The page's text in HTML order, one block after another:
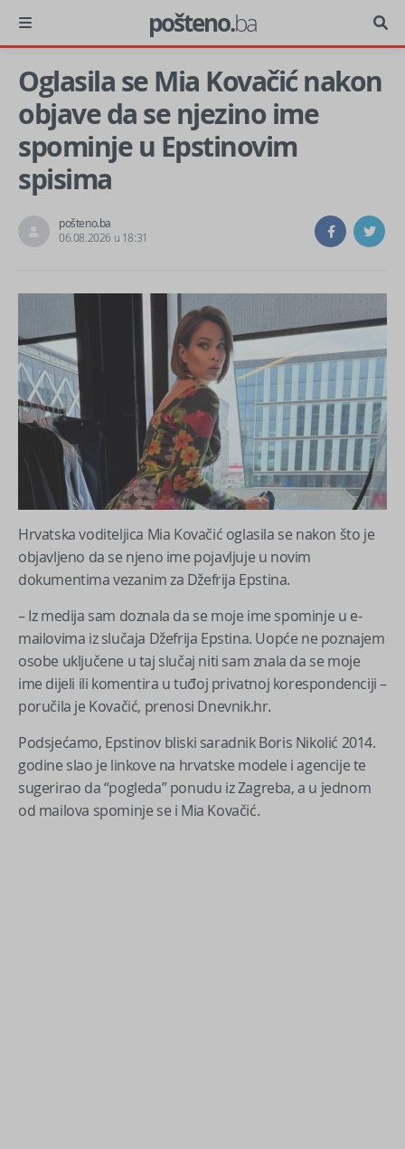
pošteno.ba
Oglasila se Mia Kovačić nakon
objave da se njezino ime
spominje u Epstinovim
spisima
pošteno.ba
06.08.2026 u 18:31
Hrvatska voditeljica Mia Kovačić oglasila se nakon što je
objavljeno da se njeno ime pojavljuje u novim
dokumentima vezanim za Džefrija Epstina.
– Iz medija sam doznala da se moje ime spominje u e-
mailovima iz slučaja Džefrija Epstina. Uopće ne poznajem
osobe uključene u taj slučaj niti sam znala da se moje
ime dijeli ili komentira u tuđoj privatnoj korespondenciji –
poručila je Kovačić, prenosi Dnevnik.hr.
Podsjećamo, Epstinov bliski saradnik Boris Nikolić 2014.
godine slao je linkove na hrvatske modele i agencije te
sugerirao da “pogleda” ponudu iz Zagreba, a u jednom
od mailova spominje se i Mia Kovačić.